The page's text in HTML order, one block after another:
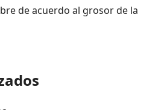
de acuerdo al grosor de la